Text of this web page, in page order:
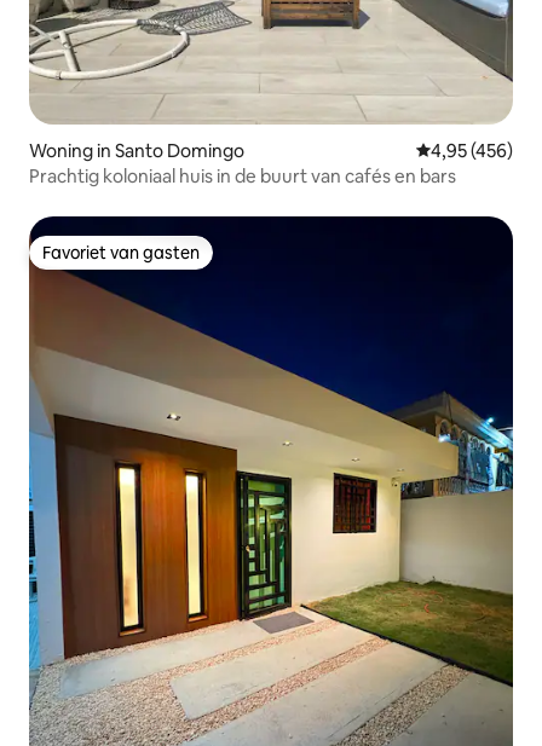
Woning in Santo Domingo Gemiddelde
4,95 (456)
Prachtig koloniaal huis in de buurt van cafés en bars
Favoriet van gasten
Favoriet van gasten